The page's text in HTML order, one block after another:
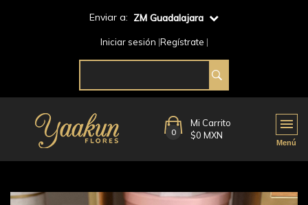
Enviar a: ZM Guadalajara
Iniciar sesión Regístrate
0
Mi Carrito
$0 MXN